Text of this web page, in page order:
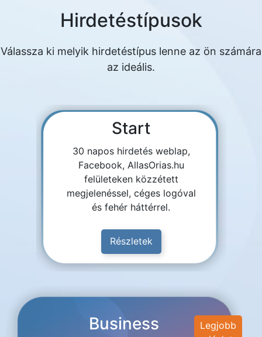
Hirdetéstípusok
Válassza ki melyik hirdetéstípus lenne az ön számára
az ideális.
Start
30 napos hirdetés weblap,
Facebook, AllasOrias.hu
felületeken közzétett
megjelenéssel, céges logóval
és fehér háttérrel.
Részletek
Legjobb
Business